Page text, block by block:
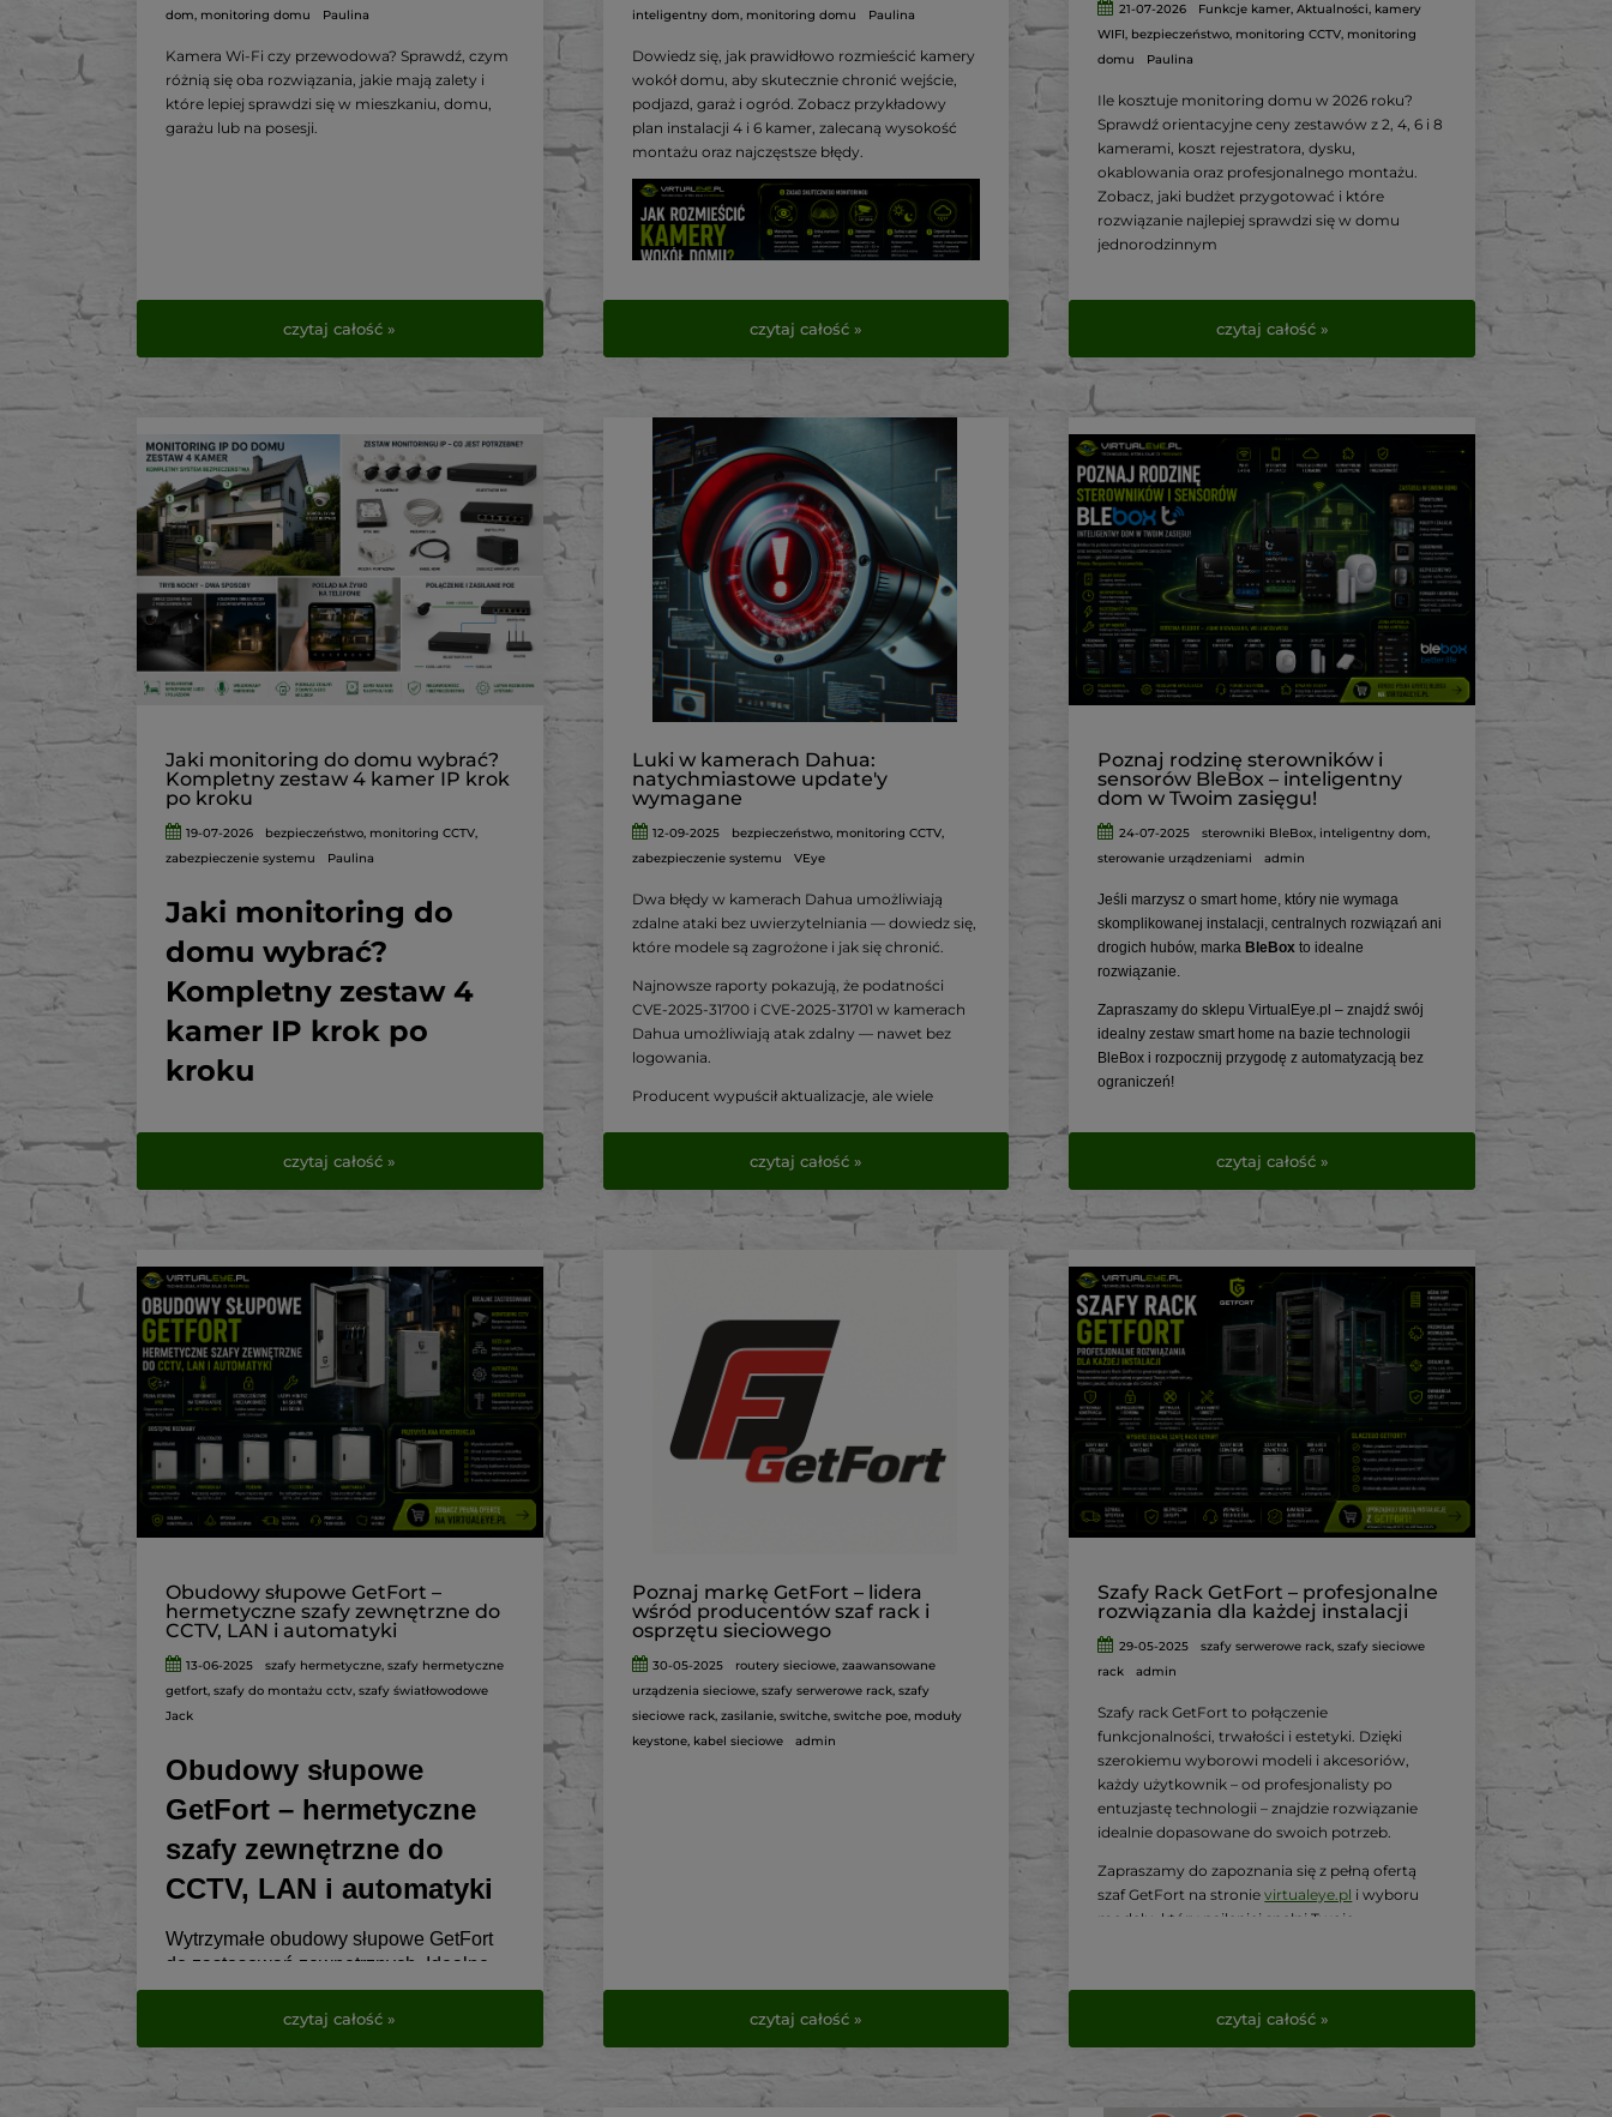
dom, monitoring domu Paulina
Kamera Wi-Fi czy przewodowa? Sprawdź, czym
różnią się oba rozwiązania, jakie mają zalety i
które lepiej sprawdzi się w mieszkaniu, domu,
garażu lub na posesji.
czytaj całość »
inteligentny dom, monitoring domu Paulina
Dowiedz się, jak prawidłowo rozmieścić kamery
wokół domu, aby skutecznie chronić wejście,
podjazd, garaż i ogród. Zobacz przykładowy
plan instalacji 4 i 6 kamer, zalecaną wysokość
montażu oraz najczęstsze błędy.
czytaj całość »
21-07-2026 Funkcje kamer, Aktualności, kamery
WIFI, bezpieczeństwo, monitoring CCTV, monitoring
domu
Paulina
Ile kosztuje monitoring domu w 2026 roku?
Sprawdź orientacyjne ceny zestawów z 2, 4, 6 i 8
kamerami, koszt rejestratora, dysku,
okablowania oraz profesjonalnego montażu.
Zobacz, jaki budżet przygotować i które
rozwiązanie najlepiej sprawdzi się w domu
jednorodzinnym
czytaj całość »
Jaki monitoring do domu wybrać?
Kompletny zestaw 4 kamer IP krok
po kroku
19-07-2026 bezpieczeństwo, monitoring CCTV,
zabezpieczenie systemu
Paulina
Jaki monitoring do
domu wybrać?
Kompletny zestaw 4
kamer IP krok po
kroku
i dużych obiektów. Nowoczesny system kamer
IP może skutecznie zabezpieczać dom, ogród,
podjazd, garaż oraz wejście na posesję. Pozwala
dowolnego miejsca za pomocą telefonu.
Najczęstszy problem pojawia się jednak podczas
wyboru urządzeń. Sama kamera nie tworzy
jeszcze kompletnego systemu monitoringu.
Potrzebne są również rejestrator, dysk,
odpowiednie zasilanie, przewody oraz akcesoria
montażowe.
W tym poradniku pokazujemy, jak dobrać
kompletny zestaw monitoringu składający się z
czterech kamer IP. Osoby, które szukają
gotowego rozwiązania, mogą od razu
w VirtualEye.pl
czytaj całość »
Luki w kamerach Dahua:
natychmiastowe update'y
wymagane
12-09-2025 bezpieczeństwo, monitoring CCTV,
zabezpieczenie systemu
VEye
Dwa błędy w kamerach Dahua umożliwiają
zdalne ataki bez uwierzytelniania — dowiedz się,
które modele są zagrożone i jak się chronić.
Najnowsze raporty pokazują, że podatności
CVE‑2025‑31700 i CVE‑2025‑31701 w kamerach
Dahua umożliwiają atak zdalny — nawet bez
logowania.
Producent wypuścił aktualizacje, ale wiele
wdrożyć niezbędne środki zaradcze.
czytaj całość »
Poznaj rodzinę sterowników i
sensorów BleBox – inteligentny
dom w Twoim zasięgu!
24-07-2025 sterowniki BleBox, inteligentny dom,
sterowanie urządzeniami
admin
Jeśli marzysz o smart home, który nie wymaga
skomplikowanej instalacji, centralnych rozwiązań ani
drogich hubów, marka BleBox to idealne
rozwiązanie.
Zapraszamy do sklepu VirtualEye.pl – znajdź swój
idealny zestaw smart home na bazie technologii
BleBox i rozpocznij przygodę z automatyzacją bez
ograniczeń!
czytaj całość »
Obudowy słupowe GetFort –
hermetyczne szafy zewnętrzne do
CCTV, LAN i automatyki
13-06-2025 szafy hermetyczne,szafy hermetyczne
getfort, szafy do montażu cctv, szafy światłowodowe
Jack
Obudowy słupowe
GetFort – hermetyczne
szafy zewnętrzne do
CCTV, LAN i automatyki
Wytrzymałe obudowy słupowe GetFort
do zastosowań zewnętrznych. Idealne
do CCTV, telekomunikacji, elektryki i
VirtualEye.pl.
czytaj całość »
Poznaj markę GetFort – lidera
wśród producentów szaf rack i
osprzętu sieciowego
30-05-2025 routery sieciowe, zaawansowane
urządzenia sieciowe, szafy serwerowe rack, szafy
sieciowe rack, zasilanie, switche, switche poe, moduły
keystone, kabel sieciowe admin
czytaj całość »
Szafy Rack GetFort – profesjonalne
rozwiązania dla każdej instalacji
29-05-2025 szafy serwerowe rack, szafy sieciowe
rack
admin
Szafy rack GetFort to połączenie
funkcjonalności, trwałości i estetyki. Dzięki
szerokiemu wyborowi modeli i akcesoriów,
każdy użytkownik – od profesjonalisty po
entuzjastę technologii – znajdzie rozwiązanie
idealnie dopasowane do swoich potrzeb.
Zapraszamy do zapoznania się z pełną ofertą
szaf GetFort na stronievirtualeye.pl i wyboru
modelu, który najlepiej spełni Twoje
czytaj całość »